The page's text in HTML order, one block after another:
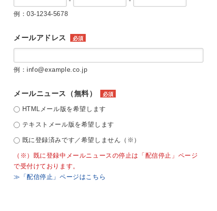
例：03-1234-5678
メールアドレス 必須
例：info@example.co.jp
メールニュース（無料） 必須
HTMLメール版を希望します
テキストメール版を希望します
既に登録済みです／希望しません（※）
（※）既に登録中メールニュースの停止は「配信停止」ページ
で受付けております。
≫「配信停止」ページはこちら